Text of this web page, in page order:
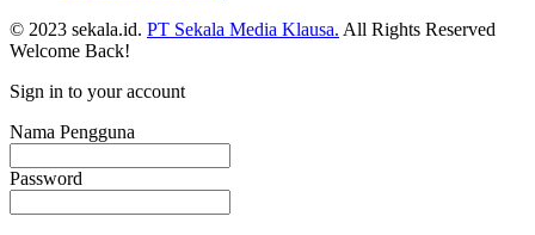
© 2023 sekala.id. PT Sekala Media Klausa. All Rights Reserved
Welcome Back!
Sign in to your account
Nama Pengguna
Password